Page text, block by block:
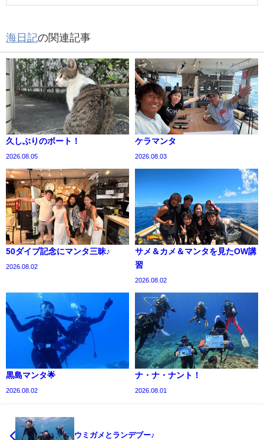
海日記の関連記事
久しぶりのボート！
2026.08.05
ケラマンタ
2026.08.03
50ダイブ記念にマンタ三昧♪
2026.08.02
サメ＆カメ＆マンタを見たOW講
習
2026.08.02
黒島マンタ🌟
2026.08.02
ナ・ナ・ナント！
2026.08.01
ウミガメとランデブー♪